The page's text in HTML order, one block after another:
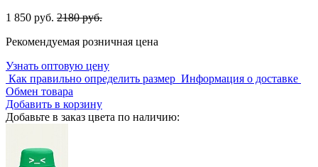
1 850 руб. 2180 руб.
Рекомендуемая розничная цена
Узнать оптовую цену
Как правильно определить размер Информация о доставке
Обмен товара
Добавить в корзину
Добавьте в заказ цвета по наличию: